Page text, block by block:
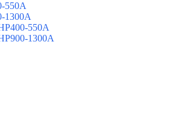
550A
1300A
550A
1300A